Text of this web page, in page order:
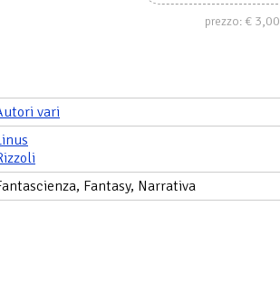
prezzo:€ 3,00
vari
Fantasy, Narrativa